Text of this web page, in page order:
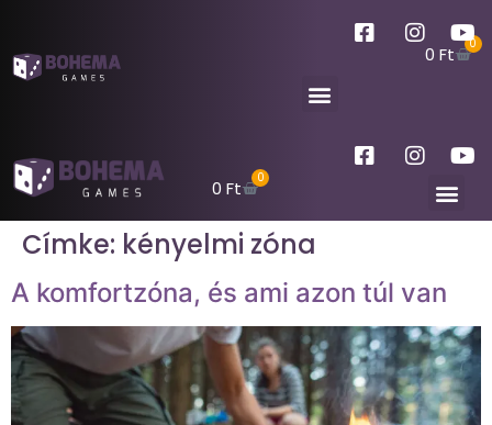
0 Ft 0
0Ft 0
Címke: kényelmi zóna
A komfortzóna, és ami azon túl van